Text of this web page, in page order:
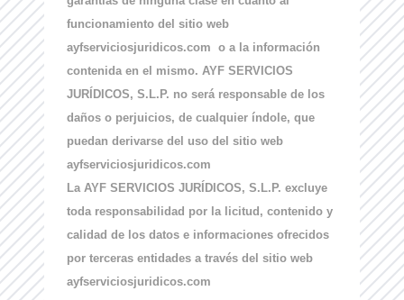
funcionamiento del sitio web
ayfserviciosjuridicos.com o a la información
contenida en el mismo. AYF SERVICIOS
JURÍDICOS, S.L.P. no será responsable de los
daños o perjuicios, de cualquier índole, que
puedan derivarse del uso del sitio web
ayfserviciosjuridicos.com
La AYF SERVICIOS JURÍDICOS, S.L.P. excluye
toda responsabilidad por la licitud, contenido y
calidad de los datos e informaciones ofrecidos
por terceras entidades a través del sitio web
ayfserviciosjuridicos.com